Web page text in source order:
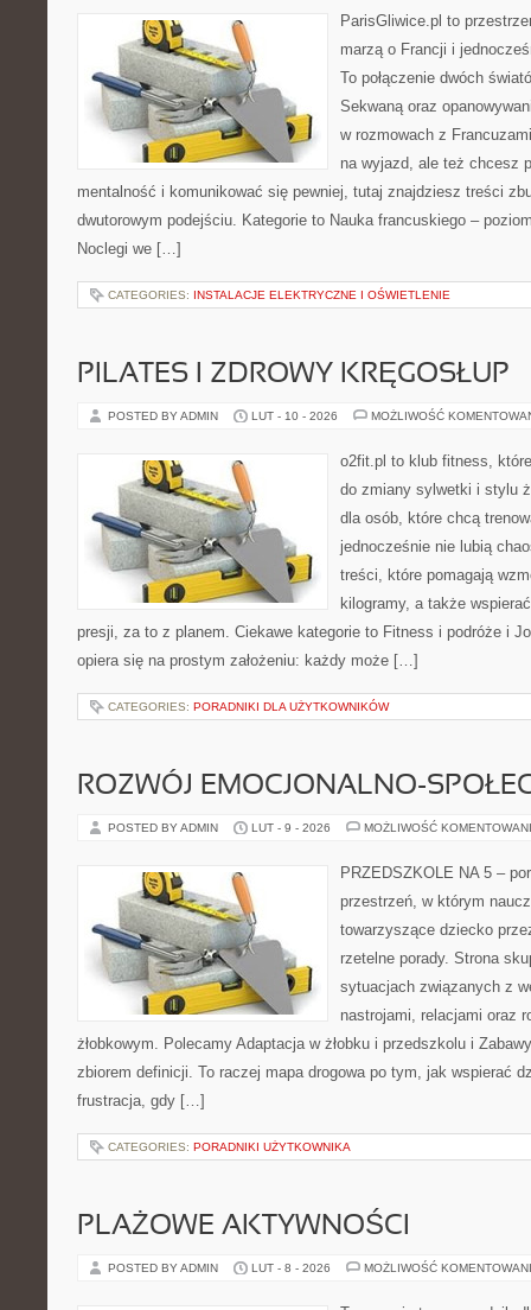
ParisGliwice.pl to
marzą o Francji i
To połączenie dwóch
Sekwaną oraz
w rozmowach z
na wyjazd, ale też chcesz
mentalność i komunikować się pewniej, tutaj znajdziesz treści
dwutorowym podejściu. Kategorie to Nauka francuskiego –
Noclegi we […]
CATEGORIES: INSTALACJE ELEKTRYCZNE I OŚWIETLENIE
PILATES I ZDROWY KRĘGOSŁUP
POSTED BY ADMIN LUT - 10 - 2026 MOŻLIWOŚĆ
o2fit.pl to klub fitness,
do zmiany sylwetki i stylu
dla osób, które chcą
jednocześnie nie lubią
treści, które pomagają
kilogramy, a także
presji, za to z planem. Ciekawe kategorie to Fitness i podróże i
opiera się na prostym założeniu: każdy może […]
CATEGORIES: PORADNIKI DLA UŻYTKOWNIKÓW
ROZWÓJ EMOCJONALNO-
POSTED BY ADMIN LUT - 9 - 2026 MOŻLIWOŚĆ
PRZEDSZKOLE NA 5 –
przestrzeń, w którym
towarzyszące dziecko
rzetelne porady. Strona
sytuacjach związanych z
nastrojami, relacjami oraz
żłobkowym. Polecamy Adaptacja w żłobku i przedszkolu i
zbiorem definicji. To raczej mapa drogowa po tym, jak wspierać
frustracja, gdy […]
CATEGORIES: PORADNIKI UŻYTKOWNIKA
PLAŻOWE AKTYWNOŚCI
POSTED BY ADMIN LUT - 8 - 2026 MOŻLIWOŚĆ